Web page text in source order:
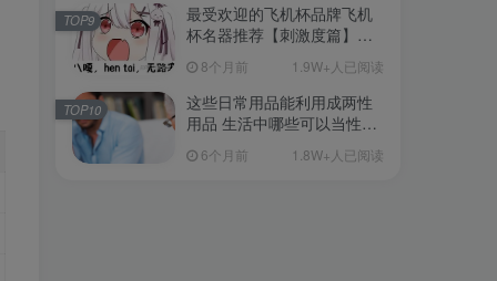
最受欢迎的飞机杯品牌飞机
杯名器推荐【刺激度篇】：
清单（11月更）
8个月前 1.9W+人已阅读
TOP9
这些日常用品能利用成两性
用品 生活中哪些可以当性用
6个月前 1.8W+人已阅读
TOP10